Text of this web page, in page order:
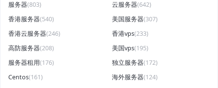
服务器(803) 云服务器(642)
香港服务器(540) 美国服务器(307)
香港云服务器(246) 香港vps(233)
高防服务器(208) 美国vps(195)
服务器租用(176) 独立服务器(172)
Centos(161) 海外服务器(124)